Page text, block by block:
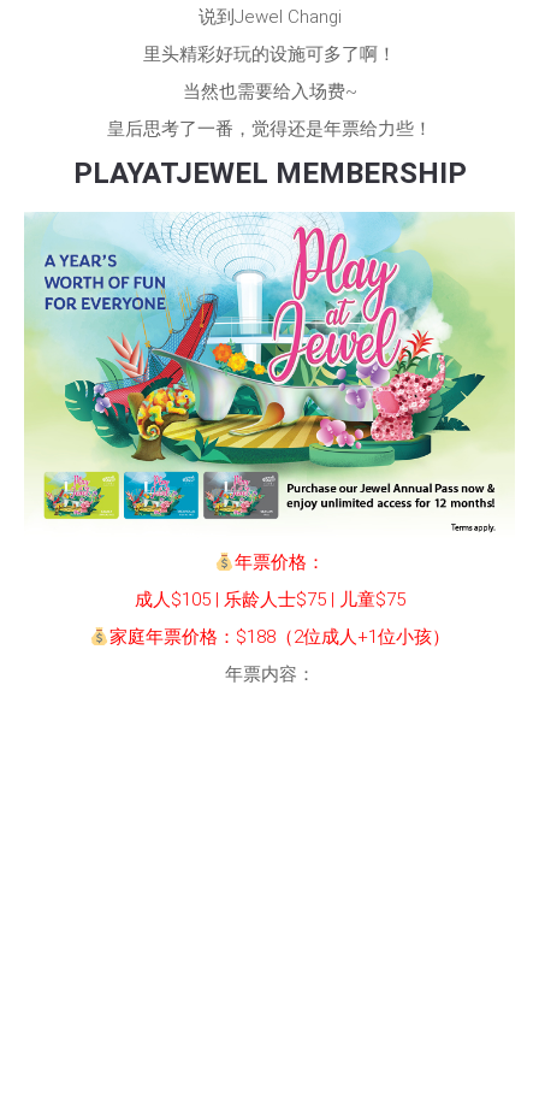
说到Jewel Changi
里头精彩好玩的设施可多了啊！
当然也需要给入场费~
皇后思考了一番，觉得还是年票给力些！
PLAYATJEWEL MEMBERSHIP
年票价格：
成人$105 | 乐龄人士$75 | 儿童$75
家庭年票价格：$188（2位成人+1位小孩）
年票内容：